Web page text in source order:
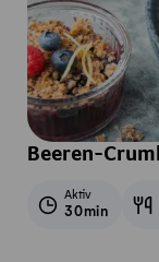
Beeren-
Aktiv
30min